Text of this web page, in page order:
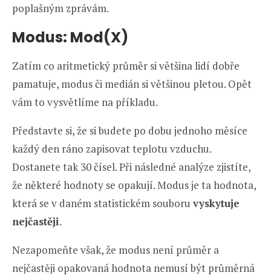
poplašným zprávám.
Modus: Mod(X)
Zatím co aritmetický průměr si většina lidí dobře
pamatuje, modus či medián si většinou pletou. Opět
vám to vysvětlíme na příkladu.
Představte si, že si budete po dobu jednoho měsíce
každý den ráno zapisovat teplotu vzduchu.
Dostanete tak 30 čísel. Při následné analýze zjistíte,
že některé hodnoty se opakují. Modus je ta hodnota,
která se v daném statistickém souboru vyskytuje
nejčastěji.
Nezapomeňte však, že modus není průměr a
nejčastěji opakovaná hodnota nemusí být průměrná